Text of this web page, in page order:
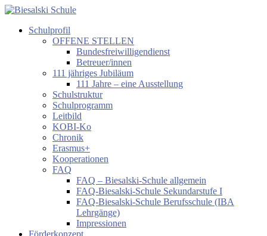
Zum
springen
Biesalski
Förderzentrum
körperliche
motorische
Entwicklung
Schulprofil
OFFENE STELLEN
Bundesfreiwilligendienst
Betreuer/innen
111 jähriges Jubiläum
111 Jahre – eine Ausstellung
Schulstruktur
Schulprogramm
Leitbild
KOBI-Ko
Chronik
Erasmus+
Kooperationen
FAQ
FAQ – Biesalski-Schule allgemein
FAQ-Biesalski-Schule Sekundarstufe I
FAQ-Biesalski-Schule Berufsschule (IBA
Lehrgänge)
Impressionen
Förderkonzept